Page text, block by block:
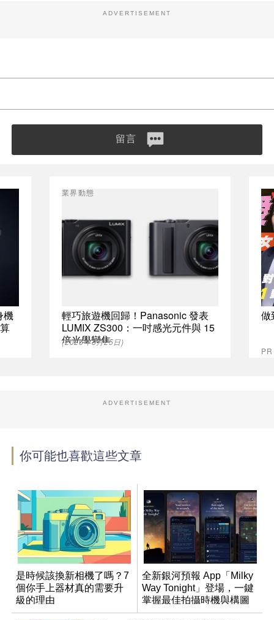
ADVERTISEMENT
留言
機
輕巧旅遊機回歸！Panasonic 發表
LUMIX ZS300：一吋感光元件與 15
倍光學變焦
業界動態
(2026年3月25日)
做
ADVERTISEMENT
你可能也喜歡這些文章
是時候該換新相機了嗎？7
個你手上器材真的需要升
級的理由
全新銀河預報 App「Milky
Way Tonight」登場，一鍵
掌握最佳拍攝時機與構圖